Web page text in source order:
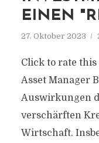
EINEN
27. Oktober 2023
Click to rate this
Asset Manager
Auswirkungen
verschärften
Wirtschaft.